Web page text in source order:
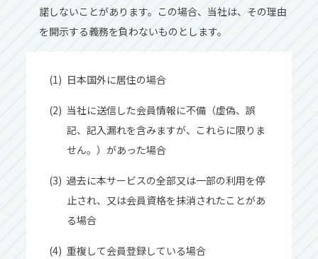
諾しないことがあります。この場合、当社は、その理由
を開示する義務を負わないものとします。
日本国外に居住の場合
当社に送信した会員情報に不備（虚偽、誤
記、記入漏れを含みますが、これらに限りま
せん。）があった場合
過去に本サービスの全部又は一部の利用を停
止され、又は会員資格を抹消されたことがあ
る場合
重複して会員登録している場合